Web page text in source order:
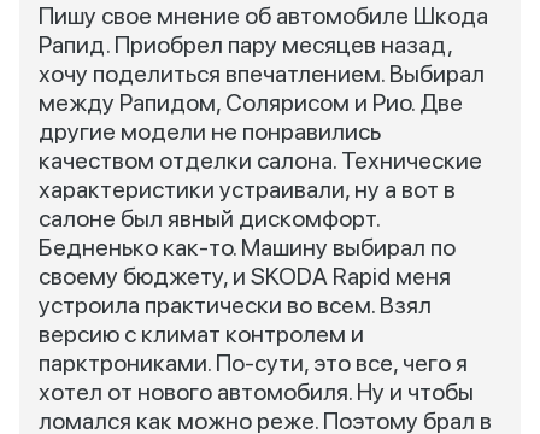
Пишу свое мнение об автомобиле Шкода
Рапид. Приобрел пару месяцев назад,
хочу поделиться впечатлением. Выбирал
между Рапидом, Солярисом и Рио. Две
другие модели не понравились
качеством отделки салона. Технические
характеристики устраивали, ну а вот в
салоне был явный дискомфорт.
Бедненько как-то. Машину выбирал по
своему бюджету, и SKODA Rapid меня
устроила практически во всем. Взял
версию с климат контролем и
парктрониками. По-сути, это все, чего я
хотел от нового автомобиля. Ну и чтобы
ломался как можно реже. Поэтому брал в